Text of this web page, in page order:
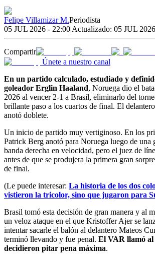
Felipe Villamizar M.Periodista
05 JUL 2026 - 22:00|Actualizado: 05 JUL
Compartir
Únete a nuestro canal
En un partido calculado, estudiado y
goleador Erglin Haaland, Noruega dio el
2026 al vencer 2-1 a Brasil, eliminarlo del
brillante paso a los cuartos de final. El
anotó doblete.
Un inicio de partido muy vertiginoso. En los
Patrick Berg anotó para Noruega luego de una
banda derecha en velocidad, pero el juez de
antes de que se produjera la primera gran
de final.
(Le puede interesar: La historia de los dos
vistieron la tricolor, sino que jugaron para
Brasil tomó esta decisión de gran manera y al
un veloz ataque en el que Kristoffer Ajer se
intentar sacarle el balón al delantero Mateos
terminó llevando y fue penal. El VAR llamó
decidieron pitar pena máxima.